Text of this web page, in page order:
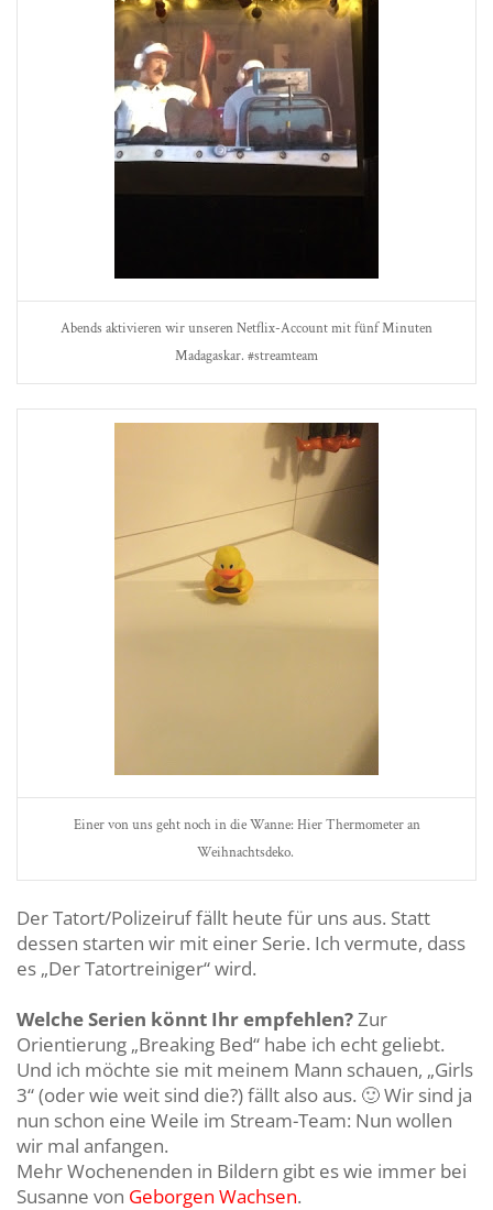
Abends aktivieren wir unseren Netflix-Account mit fünf Minuten
Madagaskar. #streamteam
Einer von uns geht noch in die Wanne: Hier Thermometer an
Weihnachtsdeko.
Der Tatort/Polizeiruf fällt heute für uns aus. Statt
dessen starten wir mit einer Serie. Ich vermute, dass
es „Der Tatortreiniger“ wird.
Welche Serien könnt Ihr empfehlen?Zur
Orientierung „Breaking Bed“ habe ich echt geliebt.
Und ich möchte sie mit meinem Mann schauen, „Girls
3“ (oder wie weit sind die?) fällt also aus. 🙂 Wir sind ja
nun schon eine Weile im Stream-Team: Nun wollen
wir mal anfangen.
Mehr Wochenenden in Bildern gibt es wie immer bei
Susanne von Geborgen Wachsen.